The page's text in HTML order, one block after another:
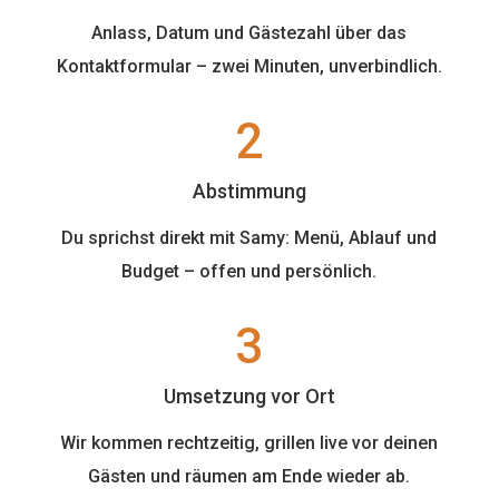
Anlass, Datum und Gästezahl über das
Kontaktformular – zwei Minuten, unverbindlich.
2
Abstimmung
Du sprichst direkt mit Samy: Menü, Ablauf und
Budget – offen und persönlich.
3
Umsetzung vor Ort
Wir kommen rechtzeitig, grillen live vor deinen
Gästen und räumen am Ende wieder ab.